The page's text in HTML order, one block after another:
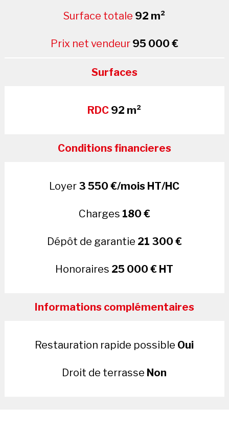
Surface totale 92 m²
Prix net vendeur 95 000 €
Surfaces
RDC 92 m²
Conditions financieres
Loyer 3 550 €/mois HT/HC
Charges 180 €
Dépôt de garantie 21 300 €
Honoraires 25 000 € HT
Informations complémentaires
Restauration rapide possible Oui
Droit de terrasse Non